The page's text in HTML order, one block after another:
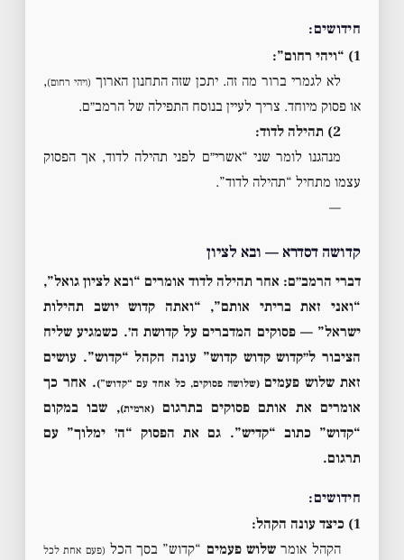
חידושים:
1) “ויהי רחום”:
לא לגמרי ברור מה זה. יתכן שזה התחנון הארוך (ויהי רחום),
או פסוק מיוחד. צריך לעיין בנוסח התפילה של הרמב״ם.
2) תהילה לדוד:
מנהגנו לומר שני “אשרי״ם לפני תהילה לדוד, אך הפסוק
עצמו מתחיל “תהילה לדוד”.
—
קדושה דסדרא — ובא לציון
דברי הרמב״ם: אחר תהילה לדוד אומרים “ובא לציון גואל”,
“ואני זאת בריתי אותם”, “ואתה קדוש יושב תהילות
ישראל” — פסוקים המדברים על קדושת ה׳. כשמגיע שליח
הציבור ל״קדוש קדוש קדוש” עונה הקהל “קדוש”. עושים
זאת שלוש פעמים(שלושה פסוקים, כל אחד עם “קדוש”). אחר כך
אומרים את אותם פסוקים בתרגום(ארמית), שבו במקום
“קדוש” כתוב “קדיש”. גם את הפסוק “ה׳ ימלוך” עם
תרגום.
חידושים:
1) כיצד עונה הקהל:
הקהל אומר שלוש פעמים “קדוש” בסך הכל (פעם אחת לכל